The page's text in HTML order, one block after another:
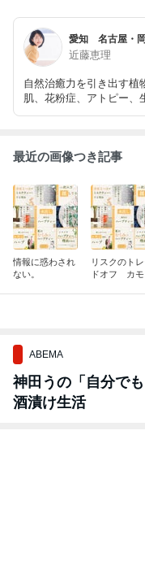
近藤恵理
自然治癒力を引き出す植
肌、花粉症、アトピー、
ーブティー教室開講中。
最近の画像つき記事
情報に惑わされ
ない。
リスクのト
ドオフ カモ
ABEMA
神田うの「自分で
酒漬け生活